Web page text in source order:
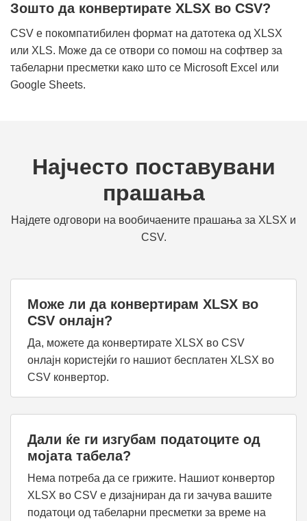
Зошто да конвертирате XLSX во CSV?
CSV е покомпатибилен формат на датотека од XLSX
или XLS. Може да се отвори со помош на софтвер за
табеларни пресметки како што се Microsoft Excel или
Google Sheets.
Најчесто поставувани
прашања
Најдете одговори на вообичаените прашања за XLSX и
CSV.
Може ли да конвертирам XLSX во
CSV онлајн?
Да, можете да конвертирате XLSX во CSV
онлајн користејќи го нашиот бесплатен XLSX во
CSV конвертор.
Дали ќе ги изгубам податоците од
мојата табела?
Нема потреба да се грижите. Нашиот конвертор
XLSX во CSV е дизајниран да ги зачува вашите
податоци од табеларни пресметки за време на